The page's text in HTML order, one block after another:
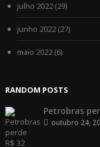
julho 2022(29)
junho 2022(27)
maio 2022(6)
RANDOM POSTS
Petrobras
outubro 24,